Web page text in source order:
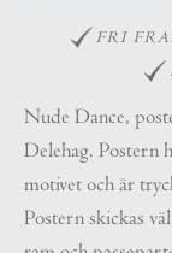
FRI
Nude Dance,
Delehag. Postern
motivet och är
Postern skickas